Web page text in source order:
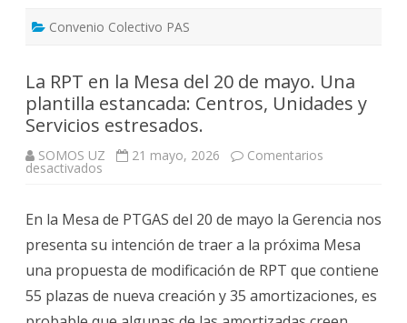
Convenio Colectivo PAS
La RPT en la Mesa del 20 de mayo. Una
plantilla estancada: Centros, Unidades y
Servicios estresados.
SOMOS UZ 21 mayo, 2026 Comentarios
desactivados
la
Mesa
del
20
de
mayo.
Una
plantilla
estancada:
En la Mesa de PTGAS del 20 de mayo la Gerencia nos
presenta su intención de traer a la próxima Mesa
una propuesta de modificación de RPT que contiene
55 plazas de nueva creación y 35 amortizaciones, es